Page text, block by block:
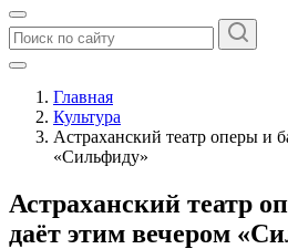
Главная
Культура
Астраханский театр оперы и
«Сильфиду»
Астраханский театр
даёт этим вечером